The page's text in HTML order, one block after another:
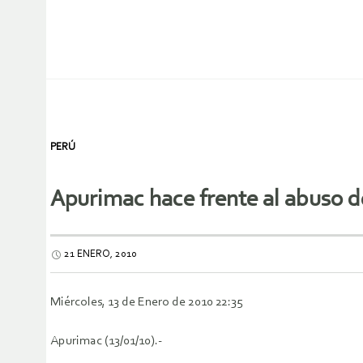
PERÚ
Apurimac hace frente al abuso
21 ENERO, 2010
Miércoles, 13 de Enero de 2010 22:35
Apurimac (13/01/10).-